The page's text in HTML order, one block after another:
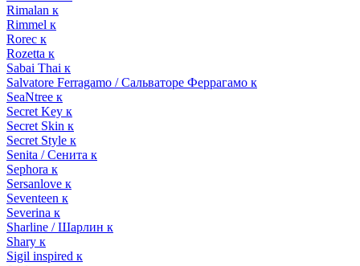
Rimalan к
Rimmel к
Rorec к
Rozetta к
Sabai Thai к
Salvatore Ferragamo / Сальваторе Феррагамо к
SeaNtree к
Secret Key к
Secret Skin к
Secret Style к
Senita / Сенита к
Sephora к
Sersanlove к
Seventeen к
Severina к
Sharline / Шарлин к
Shary к
Sigil inspired к